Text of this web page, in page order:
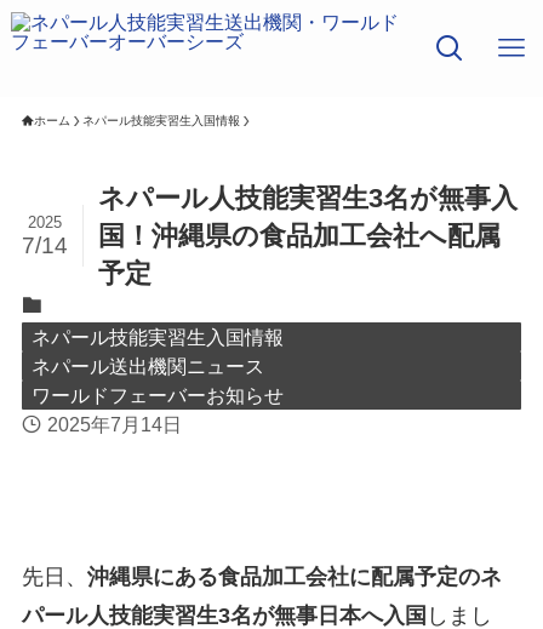
ホーム ネパール技能実習生入国情報
ネパール人技能実習生3名が無事入
国！沖縄県の食品加工会社へ配属
予定
2025
7/14
ネパール技能実習生入国情報
ネパール送出機関ニュース
ワールドフェーバーお知らせ
2025年7月14日
先日、 沖縄県にある食品加工会社に配属予定のネ
パール人技能実習生3名が無事日本へ入国 しまし